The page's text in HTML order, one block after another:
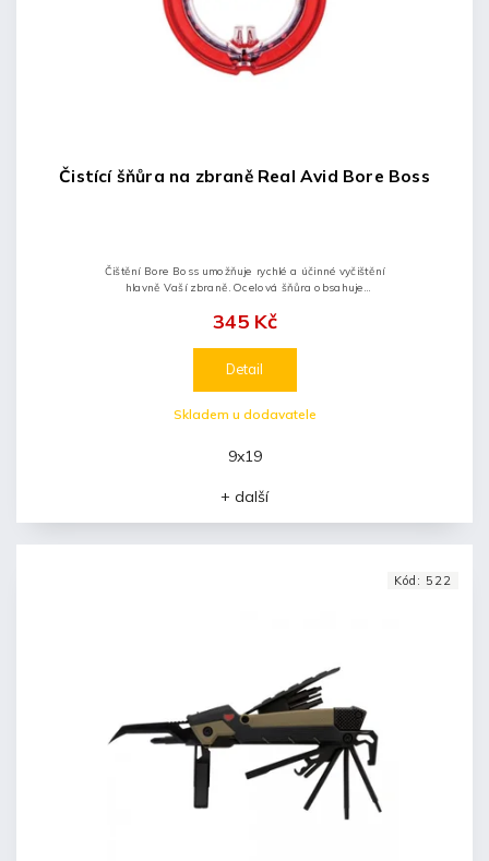
Čistící šňůra na zbraně Real Avid Bore Boss
Skladem u dodavatele
345 Kč
Detail
Čištění Bore Boss umožňuje rychlé a účinné vyčištění
hlavně Vaší zbraně. Ocelová šňůra obsahuje
9x19
+ další
Kód: 522